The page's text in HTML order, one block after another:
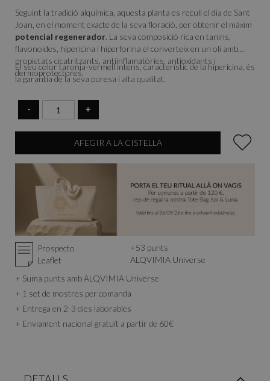
Seguint la tradició alquímica, aquesta planta es recull el dia de Sant
Joan, en el moment exacte de la seva floració, per obtenir el màxim
potencial regenerador . La seva composició rica en tanins,
flavonoides, hipericina i hiperforina el converteix en un oli amb
propietats cicatritzants, antiinflamatòries, antioxidants i
dermoprotectores.
El seu color taronja-vermell intens, característic de la hipericina, és
la garantia de la seva puresa i alta qualitat.
- +
AFEGIR A LA CISTELLA
Prospecto
Leaflet
+53 punts
ALQVIMIA Universe
+ Suma punts amb ALQVIMIA Universe
+ 1 set de mostres per comanda
+ Entrega en 2-3 dies laborables
+ Enviament nacional gratuït a partir de 60€